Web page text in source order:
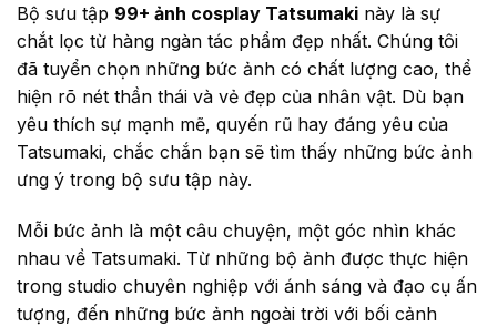
Bộ sưu tập 99+ ảnh cosplay Tatsumaki này là sự
chắt lọc từ hàng ngàn tác phẩm đẹp nhất. Chúng tôi
đã tuyển chọn những bức ảnh có chất lượng cao, thể
hiện rõ nét thần thái và vẻ đẹp của nhân vật. Dù bạn
yêu thích sự mạnh mẽ, quyến rũ hay đáng yêu của
Tatsumaki, chắc chắn bạn sẽ tìm thấy những bức ảnh
ưng ý trong bộ sưu tập này.
Mỗi bức ảnh là một câu chuyện, một góc nhìn khác
nhau về Tatsumaki. Từ những bộ ảnh được thực hiện
trong studio chuyên nghiệp với ánh sáng và đạo cụ ấn
tượng, đến những bức ảnh ngoài trời với bối cảnh